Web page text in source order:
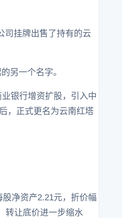
司挂牌出售了持有的云
另一个名字。
银行增资扩股，引入中
，正式更名为云南红塔
净资产2.21元，折价幅
转让底价进一步缩水